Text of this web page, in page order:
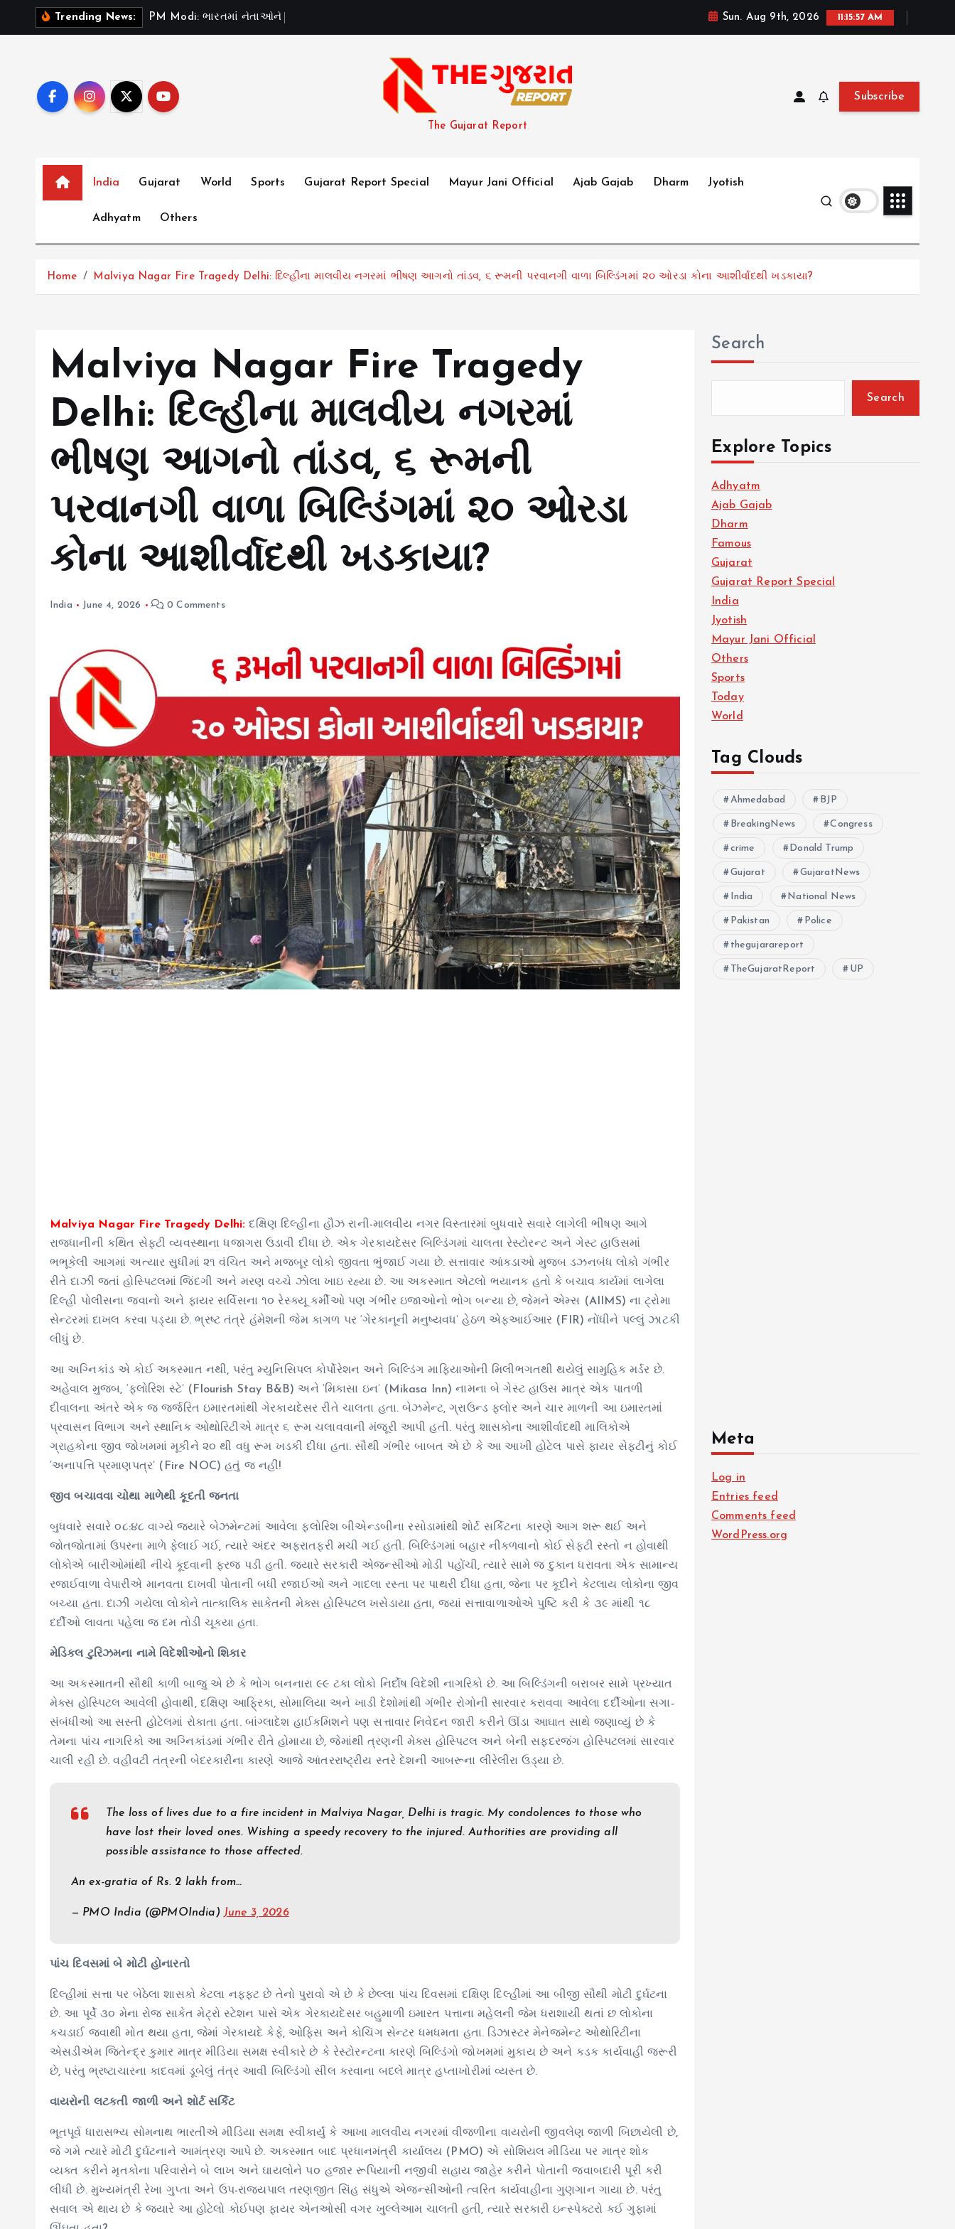
Trending News: P M M o d i: ભરતમ નતઓન Sun. Aug 9th, 2026 11:15:59 AM
The Gujarat Report
Subscribe
India Gujarat World Sports Gujarat Report Special Mayur Jani Official Ajab Gajab Dharm Jyotish
Adhyatm Others
Home Malviya Nagar Fire Tragedy Delhi: દિલ્હીના માલવીય નગરમાં ભીષણ આગનો તાંડવ, ૬ રૂમની પરવાનગી વાળા બિલ્ડિંગમાં ૨૦ ઓરડા કોના આશીર્વાદથી ખડકાયા?
Malviya Nagar Fire Tragedy
Delhi: દિલ્હીના માલવીય નગરમાં
ભીષણ આગનો તાંડવ, ૬ રૂમની
પરવાનગી વાળા બિલ્ડિંગમાં ૨૦ ઓરડા
કોના આશીર્વાદથી ખડકાયા?
India June 4, 2026 0 Comments
Malviya Nagar Fire Tragedy Delhi: દક્ષિણ દિલ્હીના હૌઝ રાની-માલવીય નગર વિસ્તારમાં બુધવારે સવારે લાગેલી ભીષણ આગે
રાજધાનીની કથિત સેફ્ટી વ્યવસ્થાના ધજાગરા ઉડાવી દીધા છે. એક ગેરકાયદેસર બિલ્ડિંગમાં ચાલતા રેસ્ટોરન્ટ અને ગેસ્ટ હાઉસમાં
ભભૂકેલી આગમાં અત્યાર સુધીમાં ૨૧ વંચિત અને મજબૂર લોકો જીવતા ભુંજાઈ ગયા છે. સત્તાવાર આંકડાઓ મુજબ ડઝનબંધ લોકો ગંભીર
રીતે દાઝી જતાં હોસ્પિટલમાં જિંદગી અને મરણ વચ્ચે ઝોલા ખાઇ રહ્યા છે. આ અકસ્માત એટલો ભયાનક હતો કે બચાવ કાર્યમાં લાગેલા
દિલ્હી પોલીસના જવાનો અને ફાયર સર્વિસના ૧૦ રેસ્ક્યૂ કર્મીઓ પણ ગંભીર ઇજાઓનો ભોગ બન્યા છે, જેમને એમ્સ (AIIMS) ના ટ્રોમા
સેન્ટરમાં દાખલ કરવા પડ્યા છે. ભ્રષ્ટ તંત્રે હંમેશની જેમ કાગળ પર ‘ગેરકાનૂની મનુષ્યવધ’ હેઠળ એફઆઈઆર (FIR) નોંધીને પલ્લું ઝાટકી
લીધું છે.
આ અગ્નિકાંડ એ કોઈ અકસ્માત નથી, પરંતુ મ્યુનિસિપલ કોર્પોરેશન અને બિલ્ડિંગ માફિયાઓની મિલીભગતથી થયેલું સામુહિક મર્ડર છે.
અહેવાલ મુજબ, ‘ફ્લોરિશ સ્ટે’ (Flourish Stay B&B) અને ‘મિકાસા ઇન’ (Mikasa Inn) નામના બે ગેસ્ટ હાઉસ માત્ર એક પાતળી
દીવાલના અંતરે એક જ જર્જરિત ઇમારતમાંથી ગેરકાયદેસર રીતે ચાલતા હતા. બેઝમેન્ટ, ગ્રાઉન્ડ ફ્લોર અને ચાર માળની આ ઇમારતમાં
પ્રવાસન વિભાગ અને સ્થાનિક ઓથોરિટીએ માત્ર ૬ રૂમ ચલાવવાની મંજૂરી આપી હતી. પરંતુ શાસકોના આશીર્વાદથી માલિકોએ
ગ્રાહકોના જીવ જોખમમાં મૂકીને ૨૦ થી વધુ રૂમ ખડકી દીધા હતા. સૌથી ગંભીર બાબત એ છે કે આ આખી હોટેલ પાસે ફાયર સેફ્ટીનું કોઈ
‘અનાપત્તિ પ્રમાણપત્ર’ (Fire NOC) હતું જ નહીં!
જીવ બચાવવા ચોથા માળેથી કૂદતી જનતા
બુધવારે સવારે ૦૮:૪૮ વાગ્યે જ્યારે બેઝમેન્ટમાં આવેલા ફ્લોરિશ બીએન્ડબીના રસોડામાંથી શોર્ટ સર્કિટના કારણે આગ શરૂ થઈ અને
જોતજોતામાં ઉપરના માળે ફેલાઈ ગઈ, ત્યારે અંદર અફરાતફરી મચી ગઈ હતી. બિલ્ડિંગમાં બહાર નીકળવાનો કોઈ સેફ્ટી રસ્તો ન હોવાથી
લોકોએ બારીઓમાંથી નીચે કૂદવાની ફરજ પડી હતી. જ્યારે સરકારી એજન્સીઓ મોડી પહોંચી, ત્યારે સામે જ દુકાન ધરાવતા એક સામાન્ય
રજાઈવાળા વેપારીએ માનવતા દાખવી પોતાની બધી રજાઈઓ અને ગાદલા રસ્તા પર પાથરી દીધા હતા, જેના પર કૂદીને કેટલાય લોકોના જીવ
બચ્યા હતા. દાઝી ગયેલા લોકોને તાત્કાલિક સાકેતની મેક્સ હોસ્પિટલ ખસેડાયા હતા, જ્યાં સત્તાવાળાઓએ પુષ્ટિ કરી કે ૩૯ માંથી ૧૮
દર્દીઓ લાવતા પહેલા જ દમ તોડી ચૂક્યા હતા.
મેડિકલ ટુરિઝમના નામે વિદેશીઓનો શિકાર
આ અકસ્માતની સૌથી કાળી બાજુ એ છે કે ભોગ બનનારા ૯૯ ટકા લોકો નિર્દોષ વિદેશી નાગરિકો છે. આ બિલ્ડિંગની બરાબર સામે પ્રખ્યાત
મેક્સ હોસ્પિટલ આવેલી હોવાથી, દક્ષિણ આફ્રિકા, સોમાલિયા અને ખાડી દેશોમાંથી ગંભીર રોગોની સારવાર કરાવવા આવેલા દર્દીઓના સગા-
સંબંધીઓ આ સસ્તી હોટેલમાં રોકાતા હતા. બાંગ્લાદેશ હાઈકમિશને પણ સત્તાવાર નિવેદન જારી કરીને ઊંડા આઘાત સાથે જણાવ્યું છે કે
તેમના પાંચ નાગરિકો આ અગ્નિકાંડમાં ગંભીર રીતે હોમાયા છે, જેમાંથી ત્રણની મેક્સ હોસ્પિટલ અને બેની સફદરજંગ હોસ્પિટલમાં સારવાર
ચાલી રહી છે. વહીવટી તંત્રની બેદરકારીના કારણે આજે આંતરરાષ્ટ્રીય સ્તરે દેશની આબરૂના લીરેલીરા ઉડ્યા છે.
The loss of lives due to a fire incident in Malviya Nagar, Delhi is tragic. My condolences to those who
have lost their loved ones. Wishing a speedy recovery to the injured. Authorities are providing all
possible assistance to those affected.
An ex-gratia of Rs. 2 lakh from…
— PMO India (@PMOIndia) June 3, 2026
પાંચ દિવસમાં બે મોટી હોનારતો
દિલ્હીમાં સત્તા પર બેઠેલા શાસકો કેટલા નફ્ફટ છે તેનો પુરાવો એ છે કે છેલ્લા પાંચ દિવસમાં દક્ષિણ દિલ્હીમાં આ બીજી સૌથી મોટી દુર્ઘટના
છે. આ પૂર્વે ૩૦ મેના રોજ સાકેત મેટ્રો સ્ટેશન પાસે એક ગેરકાયદેસર બહુમાળી ઇમારત પત્તાના મહેલની જેમ ધરાશાયી થતાં છ લોકોના
કચડાઈ જવાથી મોત થયા હતા, જેમાં ગેરકાયદે કેફે, ઓફિસ અને કોચિંગ સેન્ટર ધમધમતા હતા. ડિઝાસ્ટર મેનેજમેન્ટ ઓથોરિટીના
એસડીએમ જિતેન્દ્ર કુમાર માત્ર મીડિયા સમક્ષ સ્વીકારે છે કે રેસ્ટોરન્ટના કારણે બિલ્ડિંગો જોખમમાં મુકાય છે અને કડક કાર્યવાહી જરૂરી
છે, પરંતુ ભ્રષ્ટાચારના કાદવમાં ડૂબેલું તંત્ર આવી બિલ્ડિંગો સીલ કરવાના બદલે માત્ર હપ્તાખોરીમાં વ્યસ્ત છે.
વાયરોની લટકતી જાળી અને શોર્ટ સર્કિટ
ભૂતપૂર્વ ધારાસભ્ય સોમનાથ ભારતીએ મીડિયા સમક્ષ સ્વીકાર્યું કે આખા માલવીય નગરમાં વીજળીના વાયરોની જીવલેણ જાળી બિછાયેલી છે,
જે ગમે ત્યારે મોટી દુર્ઘટનાને આમંત્રણ આપે છે. અકસ્માત બાદ પ્રધાનમંત્રી કાર્યાલય (PMO) એ સોશિયલ મીડિયા પર માત્ર શોક
વ્યક્ત કરીને મૃતકોના પરિવારોને બે લાખ અને ઘાયલોને ૫૦ હજાર રૂપિયાની નજીવી સહાય જાહેર કરીને પોતાની જવાબદારી પૂરી કરી
લીધી છે. મુખ્યમંત્રી રેખા ગુપ્તા અને ઉપ-રાજ્યપાલ તરણજીત સિંહ સંધુએ એજન્સીઓની ત્વરિત કાર્યવાહીના ગુણગાન ગાયા છે. પરંતુ
સવાલ એ થાય છે કે જ્યારે આ હોટેલો કોઈપણ ફાયર એનઓસી વગર ખુલ્લેઆમ ચાલતી હતી, ત્યારે સરકારી ઇન્સ્પેક્ટરો કઈ ગુફામાં
Search
Search
Explore Topics
Adhyatm
Ajab Gajab
Dharm
Famous
Gujarat
Gujarat Report Special
India
Jyotish
Mayur Jani Official
Others
Sports
Today
World
Tag Clouds
Ahmedabad BJP
BreakingNews Congress
crime Donald Trump
Gujarat GujaratNews
India National News
Pakistan Police
thegujarareport
TheGujaratReport UP
Meta
Log in
Entries feed
Comments feed
WordPress.org